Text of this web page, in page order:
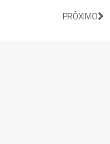
PRÓXIMO